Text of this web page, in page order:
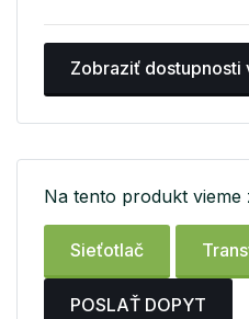
Zobraziť dostupnosti
Na tento produkt vieme
Sieťotlač
POSLAŤ DOPYT